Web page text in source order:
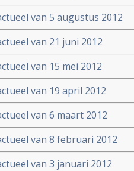
van 5 augustus 2012
van 21 juni 2012
van 15 mei 2012
van 19 april 2012
van 6 maart 2012
van 8 februari 2012
van 3 januari 2012